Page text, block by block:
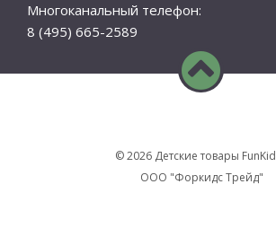
Многоканальный телефон:
8 (495) 665-2589
© 2026 Детские товары
ООО "Форкидс Трейд"